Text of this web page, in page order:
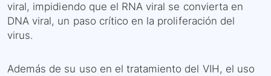
viral, impidiendo que el RNA viral se convierta en
DNA viral, un paso crítico en la proliferación del
virus.
Además de su uso en el tratamiento del VIH, el uso